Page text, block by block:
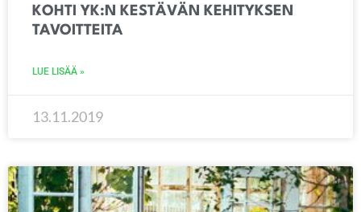
KOHTI YK:N KESTÄVÄN KEHITYKSEN
TAVOITTEITA
LUE LISÄÄ »
13.11.2019